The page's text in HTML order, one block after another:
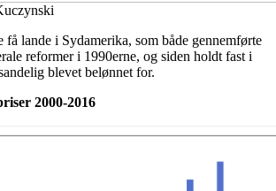
få lande i Sydamerika, som både gennemførte
reformer i 1990erne, og siden holdt fast i
blevet belønnet for.
2000-2016